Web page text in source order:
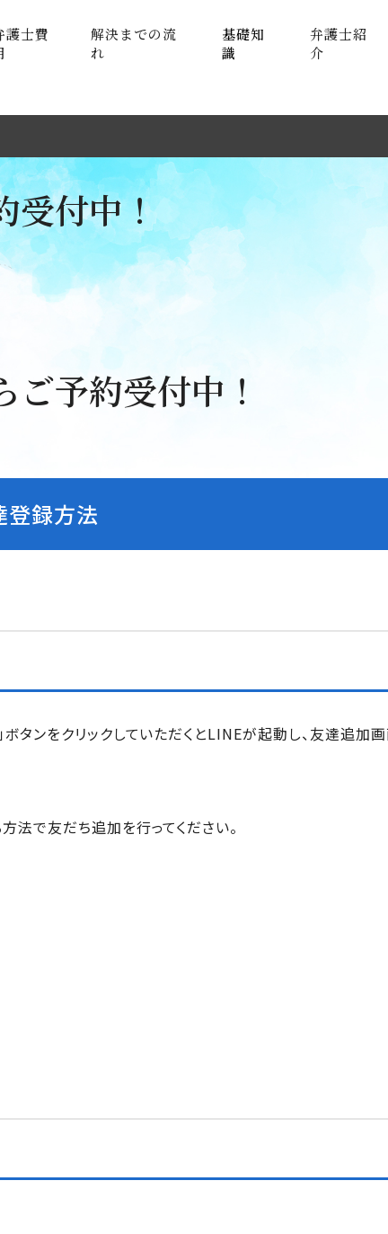
護士費
解決までの流
れ
基礎知
識
弁護士紹
介
受付中！
予約受付中！
登録方法
ボタンをクリックしていただくとLINEが起動し、友達追加
で友だち追加を行ってください。